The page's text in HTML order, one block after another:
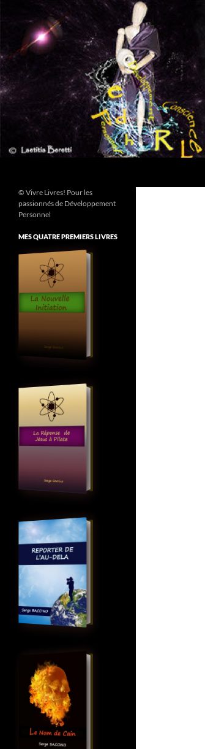
contenu
© Vivre Livres! Pour les
passionnés de Développement
Personnel
MES QUATRE PREMIERS LIVRES